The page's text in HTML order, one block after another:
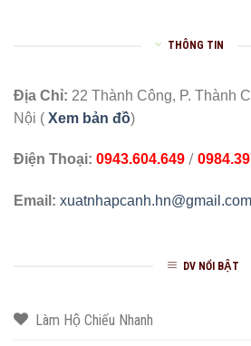
THÔNG TIN
Địa Chỉ: 22 Thành Công, P. Thành
Nội ( Xem bản đồ)
Điện Thoại: 0943.604.649 /
Email: xuatnhapcanh.hn@gmail.com
DV NỔI BẬT
Làm Hộ Chiếu Nhanh